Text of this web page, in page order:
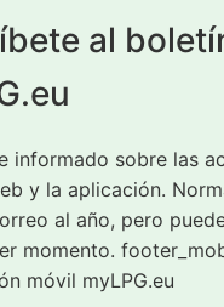
al
informado sobre las
y la aplicación.
al año, pero
momento.
móvil myLPG.eu